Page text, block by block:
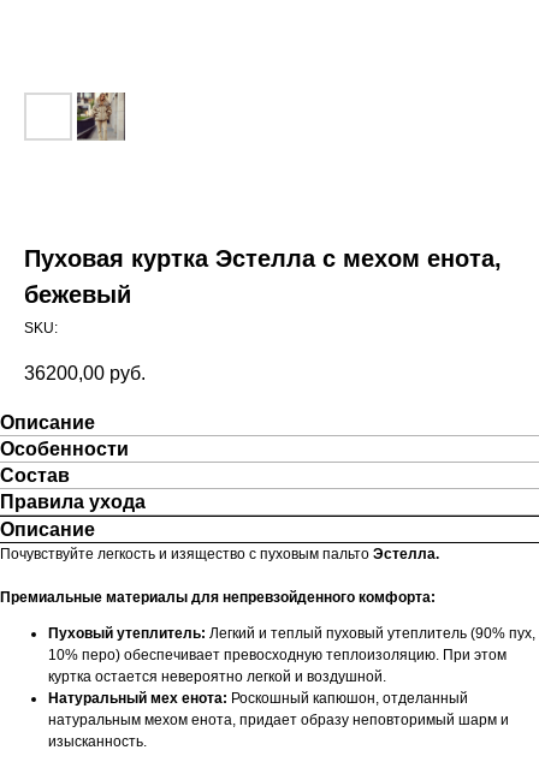
Пуховая куртка Эстелла с мехом енота,
бежевый
SKU:
36200,00 руб.
Описание
Особенности
Состав
Правила ухода
Описание
Почувствуйте легкость и изящество с пуховым пальто Эстелла.
Премиальные материалы для непревзойденного комфорта:
Пуховый утеплитель: Легкий и теплый пуховый утеплитель (90% пух,
10% перо) обеспечивает превосходную теплоизоляцию. При этом
куртка остается невероятно легкой и воздушной.
Натуральный мех енота: Роскошный капюшон, отделанный
натуральным мехом енота, придает образу неповторимый шарм и
изысканность.